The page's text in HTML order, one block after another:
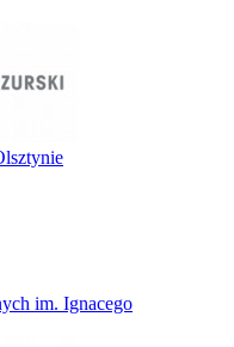
im. Ignacego